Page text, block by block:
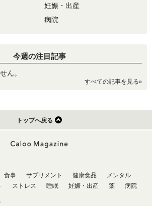
妊娠・出産
病院
今週の注目記事
ん。
すべての記事を見る»
トップへ戻る
食事 サプリメント 健康食品
メンタル
ストレス 睡眠 妊娠・出産 薬 病院